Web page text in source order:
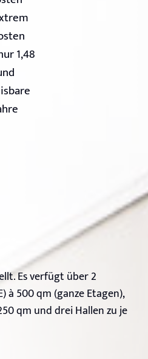
1,48
Es verfügt über 2
à 500 qm (ganze Etagen),
qm und drei Hallen zu je